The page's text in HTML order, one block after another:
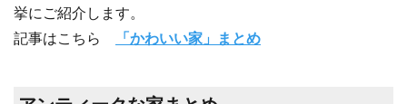
挙にご紹介します。
記事はこちら
「かわいい家」まとめ